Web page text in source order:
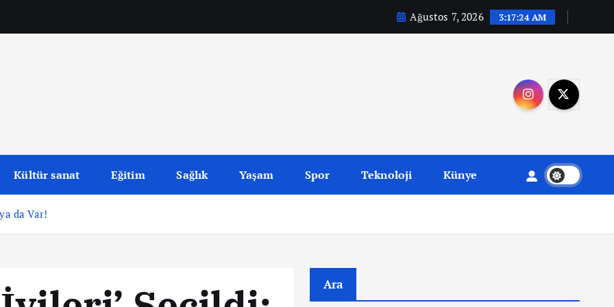
Ağustos 7, 2026 3:17:25 AM
Kültür sanat Eğitim Sağlık Yaşam Spor Teknoloji Künye
da Var!
Ara